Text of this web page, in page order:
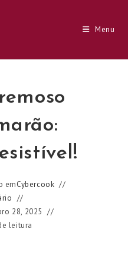
Menu
emCybercook
28, 2025
leitura